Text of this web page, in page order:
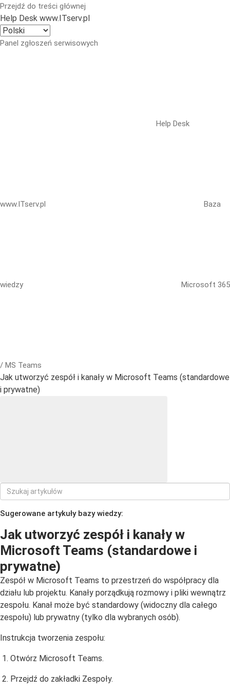
Przejdź do treści głównej
Help Desk www.ITserv.pl
Panel zgłoszeń serwisowych
Help Desk
www.ITserv.pl Baza
wiedzy Microsoft 365
/ MS Teams
Jak utworzyć zespół i kanały w Microsoft Teams (standardowe
i prywatne)
Sugerowane artykuły bazy wiedzy:
Jak utworzyć zespół i kanały w
Microsoft Teams (standardowe i
prywatne)
Zespół w Microsoft Teams to przestrzeń do współpracy dla
działu lub projektu. Kanały porządkują rozmowy i pliki wewnątrz
zespołu. Kanał może być standardowy (widoczny dla całego
zespołu) lub prywatny (tylko dla wybranych osób).
Instrukcja tworzenia zespołu:
Otwórz Microsoft Teams.
Przejdź do zakładki Zespoły.